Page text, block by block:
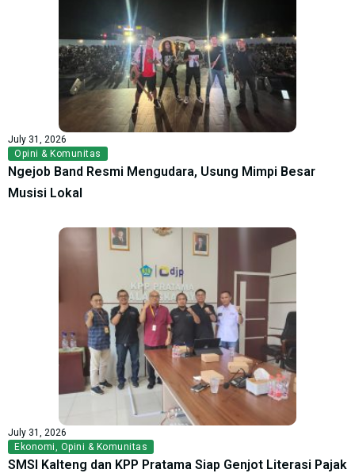
July 31, 2026
Opini & Komunitas
Ngejob Band Resmi Mengudara, Usung Mimpi Besar
Musisi Lokal
July 31, 2026
Ekonomi, Opini & Komunitas
SMSI Kalteng dan KPP Pratama Siap Genjot Literasi Pajak